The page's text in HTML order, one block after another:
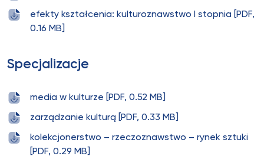
efekty kształcenia: kulturoznawstwo I stopnia [PDF,
0.16 MB]
Specjalizacje
media w kulturze [PDF, 0.52 MB]
zarządzanie kulturą [PDF, 0.33 MB]
kolekcjonerstwo – rzeczoznawstwo – rynek sztuki
[PDF, 0.29 MB]